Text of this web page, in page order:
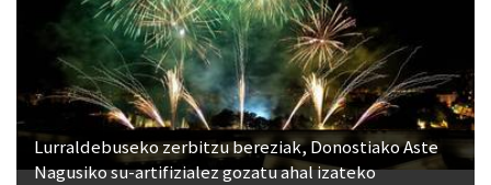
Lurraldebuseko zerbitzu bereziak, Donostiako Aste
Nagusiko su-artifizialez gozatu ahal izateko